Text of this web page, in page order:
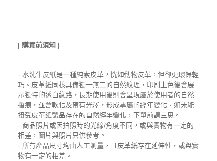
| 購買前須知 |
- 水洗牛皮紙是一種純素皮革，恍如動物皮革，但卻更環保輕
巧。皮革紙同樣具備獨一無二的自然紋理，印刷上色後會展
示獨特的透白紋路，長期使用後則會呈現屬於使用者的自然
摺痕，並會軟化及帶有光澤，形成專屬的經年變化。如未能
接受皮革紙製品存在的自然經年變化，下單前請三思。
- 商品照片或因拍照時的光線/角度不同，或與實物有一定的
相差，圖片與照片只供參考。
- 所有產品尺寸均由人工測量，且皮革紙存在延伸性，或與實
物有一定的相差。